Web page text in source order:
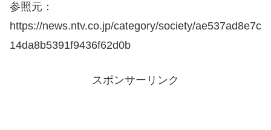
参照元：
https://news.ntv.co.jp/category/society/ae537ad8e7c
14da8b5391f9436f62d0b
スポンサーリンク